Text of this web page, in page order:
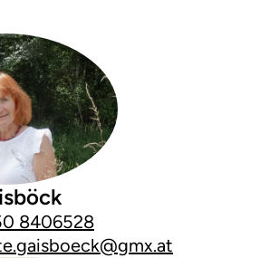
8406528